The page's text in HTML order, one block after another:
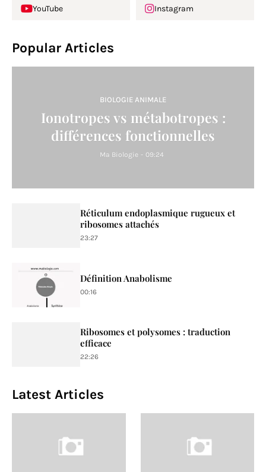
YouTube Instagram
Popular Articles
BIOLOGIE ANIMALE
Ionotropes vs métabotropes :
différences fonctionnelles
Ma Biologie - 09:24
Réticulum endoplasmique rugueux et
ribosomes attachés
23:27
Définition Anabolisme
00:16
Ribosomes et polysomes : traduction
efficace
22:26
Latest Articles